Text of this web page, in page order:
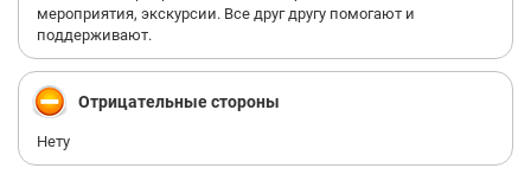
мероприятия, экскурсии. Все друг другу помогают и
поддерживают.
Отрицательные стороны
Нету